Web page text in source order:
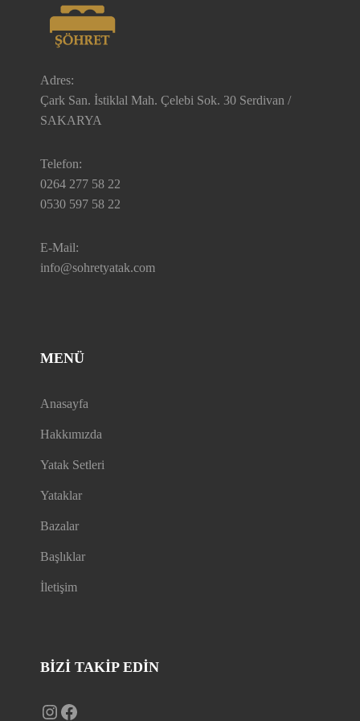
Adres:
Çark San. İstiklal Mah. Çelebi Sok. 30 Serdivan /
SAKARYA
Telefon:
0264 277 58 22
0530 597 58 22
E-Mail:
info@sohretyatak.com
MENÜ
Anasayfa
Hakkımızda
Yatak Setleri
Yataklar
Bazalar
Başlıklar
İletişim
BIZI TAKIP EDİN